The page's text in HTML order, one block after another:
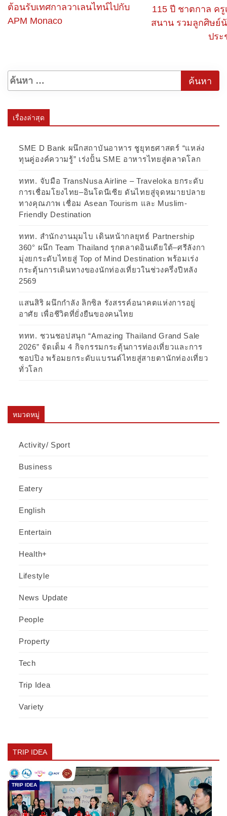
ต้อนรับเทศกาลวาเลนไทน์ไปกับ
APM Monaco
115 ปี ชาตกาล ค
สนาน รวมลูกศิษย์
ปร
เรื่องล่าสุด
SME D Bank ผนึกสถาบันอาหาร ชูยุทธศาสตร์ “แหล่ง
ทุนคู่องค์ความรู้” เร่งปั้น SME อาหารไทยสู่ตลาดโลก
ททท. จับมือ TransNusa Airline – Traveloka ยกระดับ
การเชื่อมโยงไทย–อินโดนีเซีย ดันไทยสู่จุดหมายปลาย
ทางคุณภาพ เชื่อม Asean Tourism และ Muslim-
Friendly Destination
ททท. สำนักงานมุมไบ เดินหน้ากลยุทธ์ Partnership
360° ผนึก Team Thailand รุกตลาดอินเดียใต้–ศรีลังกา
มุ่งยกระดับไทยสู่ Top of Mind Destination พร้อมเร่ง
กระตุ้นการเดินทางของนักท่องเที่ยวในช่วงครึ่งปีหลัง
2569
แสนสิริ ผนึกกำลัง ลิกซิล รังสรรค์อนาคตแห่งการอยู่
อาศัย เพื่อชีวิตที่ยั่งยืนของคนไทย
ททท. ชวนชอปสนุก “Amazing Thailand Grand Sale
2026” จัดเต็ม 4 กิจกรรมกระตุ้นการท่องเที่ยวและการ
ชอปปิง พร้อมยกระดับแบรนด์ไทยสู่สายตานักท่องเที่ยว
ทั่วโลก
หมวดหมู่
Activity/ Sport
Business
Eatery
English
Entertain
Health+
Lifestyle
News Update
People
Property
Tech
Trip Idea
Variety
TRIP IDEA
TRIP IDEA